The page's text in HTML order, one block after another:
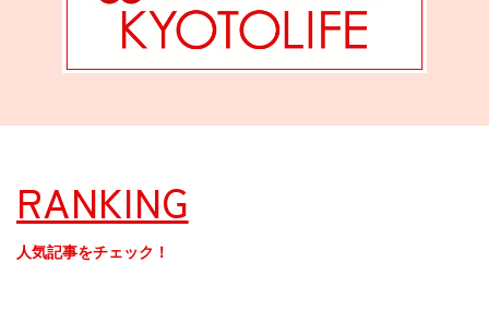
RANKING
人気記事をチェック！